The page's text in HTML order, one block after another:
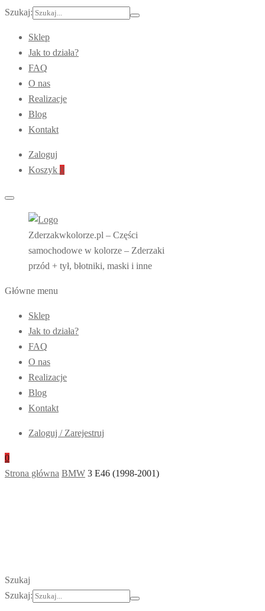
Szukaj:
Sklep
Jak to działa?
FAQ
O nas
Realizacje
Blog
Kontakt
Zaloguj
Koszyk 0
Zderzakwkolorze.pl – Części
samochodowe w kolorze – Zderzaki
przód + tył, błotniki, maski i inne
Główne menu
Sklep
Jak to działa?
FAQ
O nas
Realizacje
Blog
Kontakt
Zaloguj / Zarejestruj
0
Strona główna BMW 3 E46 (1998-2001)
Szukaj
Szukaj: